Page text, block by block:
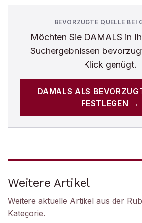
BEVORZUGTE QUELLE BEI
Möchten Sie DAMALS in
Suchergebnissen
Klick genügt.
DAMALS ALS
FESTLEGEN →
Weitere Artikel
Weitere aktuelle Artikel aus der
Kategorie.